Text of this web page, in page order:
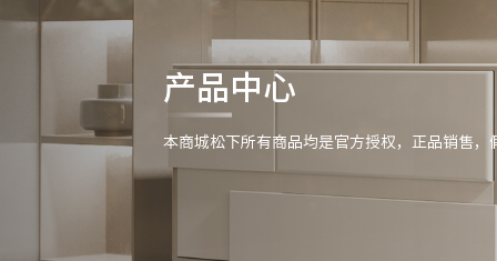
产品中心
本商城松下所有商品均是官方授权，正品销售，